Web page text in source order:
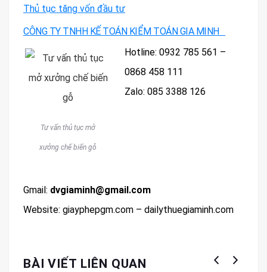
Thủ tục tăng vốn đầu tư
CÔNG TY TNHH KẾ TOÁN KIỂM TOÁN GIA MINH
Tư vấn thủ tục mở
xưởng chế biến gỗ
Hotline: 0932 785 561 –
0868 458 111
Zalo: 085 3388 126
Gmail: dvgiaminh@gmail.com
Website: giayphepgm.com – dailythuegiaminh.com
BÀI VIẾT LIÊN QUAN